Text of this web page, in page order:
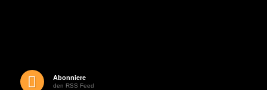
Abonniere
den RSS Feed